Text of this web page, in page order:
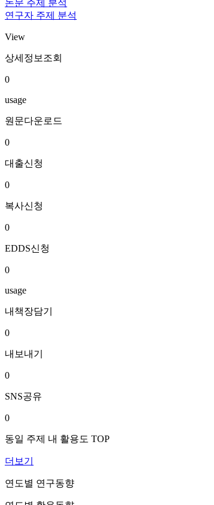
논문 주제 분석
연구자 주제 분석
View
상세정보조회
0
usage
원문다운로드
0
대출신청
0
복사신청
0
EDDS신청
0
usage
내책장담기
0
내보내기
0
SNS공유
0
동일 주제 내 활용도 TOP
더보기
연도별 연구동향